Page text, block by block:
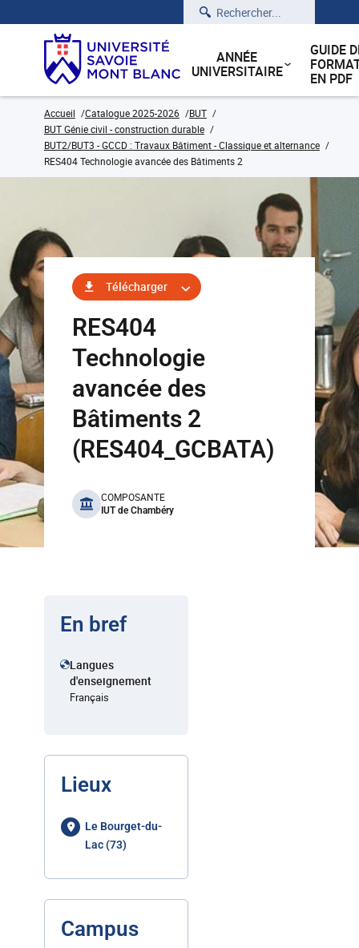
Rechercher
ANNÉE
UNIVERSITAIRE
GUIDE
EN PDF
Accueil Catalogue 2025-2026
BUT
BUT Génie civil - construction durable
BUT2/BUT3 - GCCD : Travaux Bâtiment - Classique et alternance
RES404 Technologie avancée des Bâtiments 2
Télécharger
RES404
Technologie
avancée des
Bâtiments 2
(RES404_GCBATA)
benefits
COMPOSANTE
IUT de Chambéry
En bref
Langues
d'enseignement
Français
Lieux
Le Bourget-du-
Lac (73)
Campus